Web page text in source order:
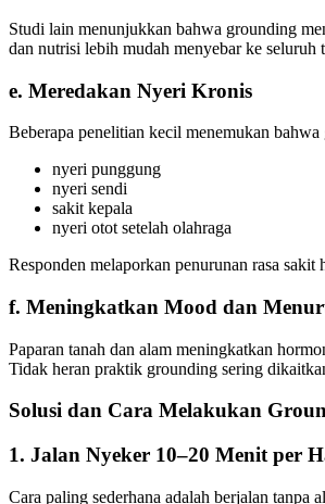
Studi lain menunjukkan bahwa grounding
dan nutrisi lebih mudah menyebar ke seluruh
e. Meredakan Nyeri Kronis
Beberapa penelitian kecil menemukan
nyeri punggung
nyeri sendi
sakit kepala
nyeri otot setelah olahraga
Responden melaporkan penurunan rasa
f. Meningkatkan Mood dan
Paparan tanah dan alam meningkatkan
Tidak heran praktik grounding sering
Solusi dan Cara Melakukan
1. Jalan Nyeker 10–20 Menit per
Cara paling sederhana adalah berjalan tanpa